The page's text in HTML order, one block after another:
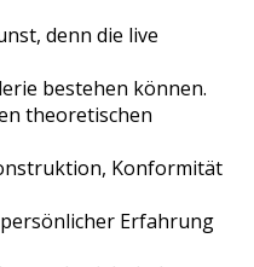
denn die live
bestehen können.
theoretischen
Konformität
Erfahrung